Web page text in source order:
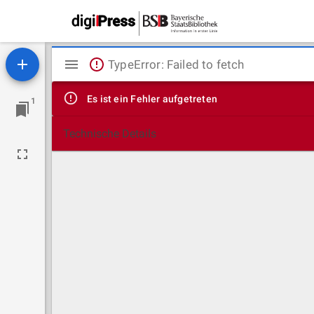
1
Mirador
Viewer
TypeError: Failed to fetch
Es ist ein Fehler aufgetreten
Technische Details